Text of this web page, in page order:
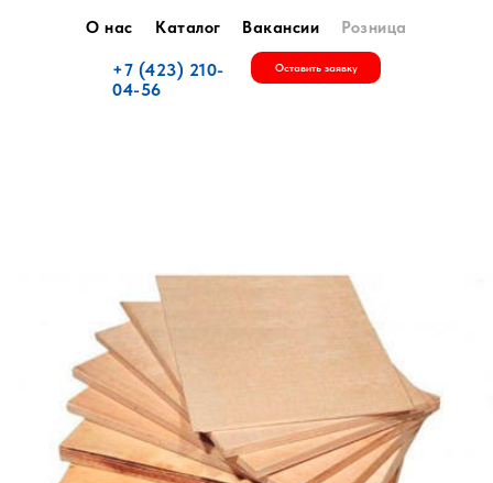
+7 (423) 210-
04-56
Оставить заявку
О нас Каталог Вакансии Розница